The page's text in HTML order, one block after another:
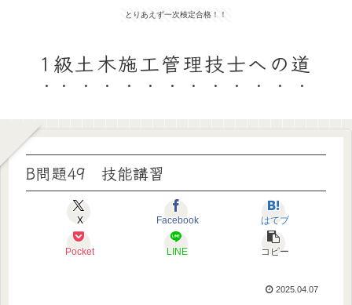
とりあえず一次検定合格！！
1級土木施工管理技士への道
B問題49 技能講習
X Facebook はてブ
Pocket LINE コピー
2025.04.07